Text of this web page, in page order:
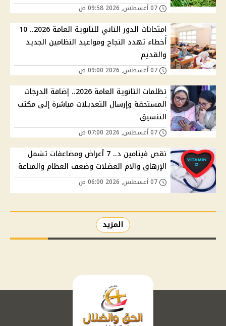
امتحانات الدور الثاني للثانوية العامة 2026.. 10
أخطاء تهدد النجاح ومواعيد النظامين الجديد
والقديم
تظلمات الثانوية العامة 2026.. إضافة الدرجات
المستحقة وإرسال التعديلات مباشرة إلى مكتب
التنسيق
نقص فيتامين د.. 7 أعراض ومضاعفات تشمل
الإرهاق وآلام العضلات وضعف العظام والمناعة
المزيد